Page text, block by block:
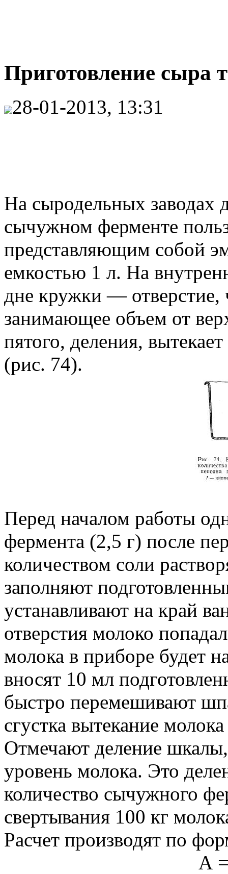
Приготовление сыра
28-01-2013, 13:31
На сыродельных заводах
сычужном ферменте
представляющим собой
емкостью 1 л. На
дне кружки — отверстие,
занимающее объем от
пятого, деления,
(рис. 74).
Перед началом работы
фермента (2,5 г) после
количеством соли
заполняют
устанавливают на край
отверстия молоко
молока в приборе будет
вносят 10 мл
быстро перемешивают
сгустка вытекание
Отмечают деление
уровень молока. Это
количество сычужного
свертывания 100 кг
Расчет производят по
А